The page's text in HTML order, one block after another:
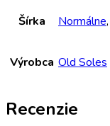
Šírka Normálne,
Výrobca Old Soles
Recenzie